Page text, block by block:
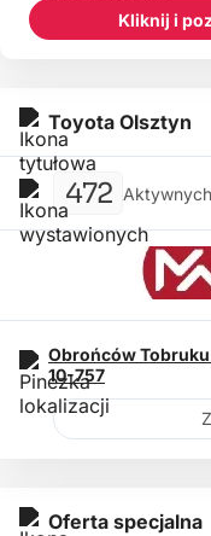
Oferta specjalna
Toyota Olsztyn
472
Obrońców Tobruku
10-757
Kliknij i